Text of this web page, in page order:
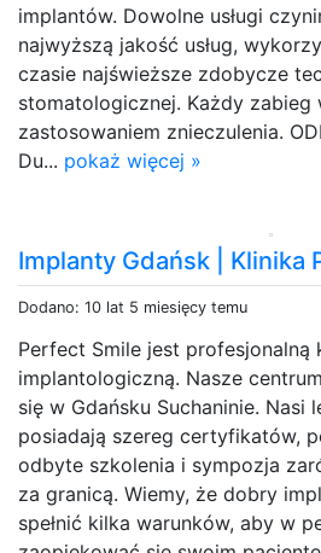
implantów. Dowolne usługi
najwyższą jakość usług,
czasie najświeższe zdobycze
stomatologicznej. Każdy zabieg
zastosowaniem znieczulenia.
Du... pokaż więcej »
Implanty Gdańsk | Klinika
Dodano: 10 lat 5 miesięcy temu
Perfect Smile jest profesjonalną
implantologiczną. Nasze
się w Gdańsku Suchaninie. Nasi
posiadają szereg certyfikatów,
odbyte szkolenia i sympozja
za granicą. Wiemy, że dobry
spełnić kilka warunków, aby w